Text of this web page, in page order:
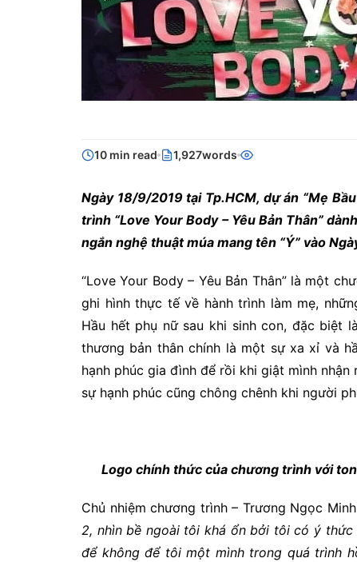
10 min read 1,927words
Ngày 18/9/2019 tại Tp.HCM, dự án “Mẹ
trình “Love Your Body – Yêu Bản Thân”
ngắn nghệ thuật múa mang tên “Ý” vào
“Love Your Body – Yêu Bản Thân” là một
ghi hình thực tế về hành trình làm mẹ,
Hầu hết phụ nữ sau khi sinh con, đặc biệt
thương bản thân chính là một sự xa xỉ và
hạnh phúc gia đình để rồi khi giật mình
sự hạnh phúc cũng chông chênh khi người
Logo chính thức của chương trình với
Chủ nhiệm chương trình – Trương Ngọc
2, nhìn bề ngoài tôi khá ổn bởi tôi có ý
để không để tôi một mình trong quá trình